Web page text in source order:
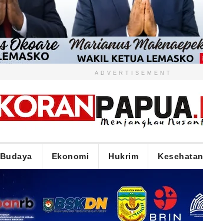
ADVERTISEMENT
Budaya Ekonomi Hukrim Kesehatan